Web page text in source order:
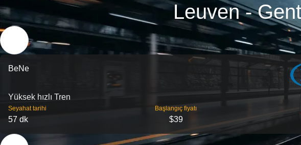
Leuven -
BeNe
Yüksek hızlı Tren
Seyahat tarihi
57 dk
Başlangıç ​​fiyatı
$39